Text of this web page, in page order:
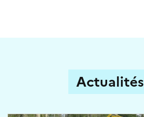
Actualités